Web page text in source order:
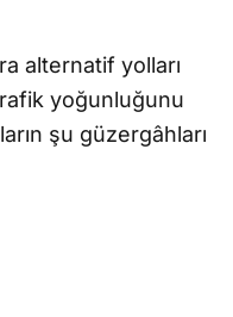
alternatif yolları
yoğunluğunu
şu güzergâhları